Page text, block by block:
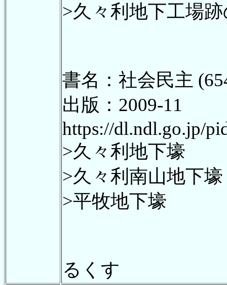
>久々利地下工場
書名：社会民主
出版：2009-11
https://dl.ndl.go.jp/
>久々利地下壕
>久々利南山地下壕
>平牧地下壕
るくす